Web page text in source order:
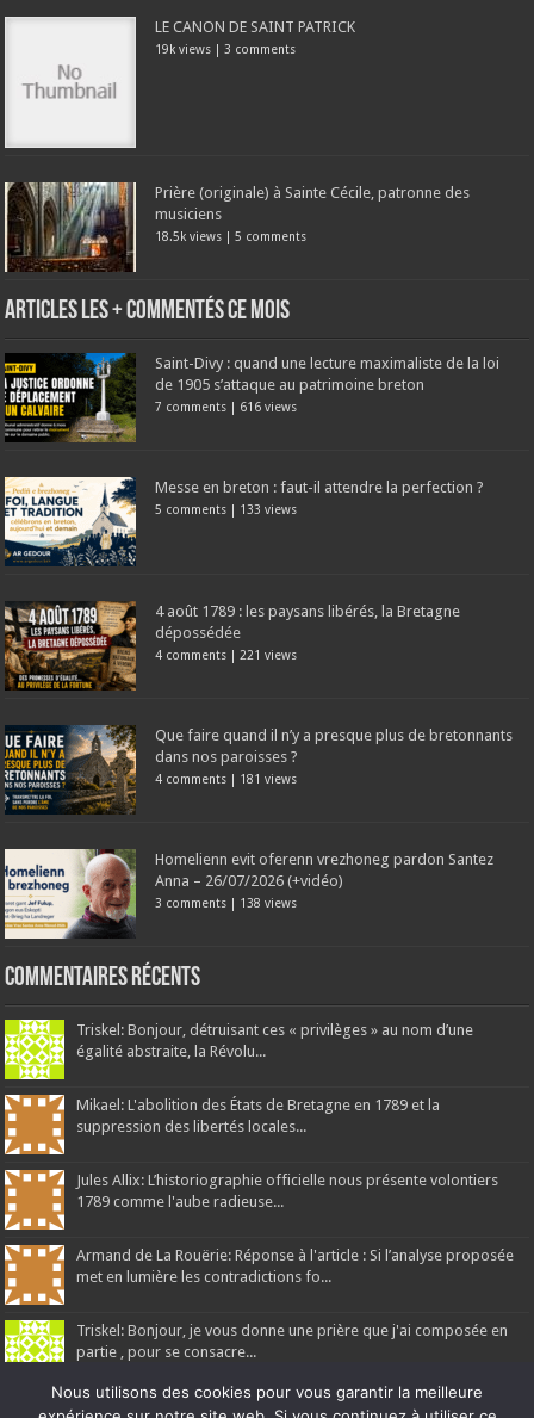
LE CANON DE SAINT PATRICK
19k views | 3 comments
Prière (originale) à Sainte Cécile, patronne des
musiciens
18.5k views |5 comments
Articles les + commentés ce mois
Saint-Divy : quand une lecture maximaliste de la loi
de 1905 s’attaque au patrimoine breton
7 comments | 616 views
Messe en breton : faut-il attendre la perfection ?
5 comments | 133 views
4 août 1789 : les paysans libérés, la Bretagne
dépossédée
4 comments | 221 views
Que faire quand il n’y a presque plus de bretonnants
dans nos paroisses ?
4 comments | 181 views
Homelienn evit oferenn vrezhoneg pardon Santez
Anna – 26/07/2026 (+vidéo)
3 comments | 138 views
Commentaires récents
Triskel: Bonjour, détruisant ces « privilèges » au nom d’une
égalité abstraite, la Révolu...
Mikael: L'abolition des États de Bretagne en 1789 et la
suppression des libertés locales...
Jules Allix: L’historiographie officielle nous présente volontiers
1789 comme l'aube radieuse...
Armand de La Rouërie: Réponse à l'article : Si l’analyse proposée
met en lumière les contradictions fo...
Triskel: Bonjour, je vous donne une prière que j'ai composée en
partie , pour se consacre...
Nous utilisons des cookies pour vous garantir la meilleure